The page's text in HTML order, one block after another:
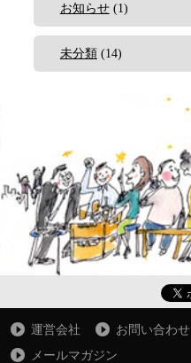
お知らせ(1)
未分類(14)
運営会社
お問い合わせ
メールマガジン